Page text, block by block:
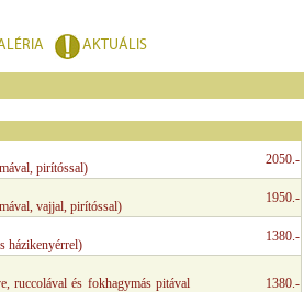
AKTUÁLIS
pirítóssal)
2050.-
vajjal, pirítóssal)
1950.-
házikenyérrel)
1380.-
ruccolával és fokhagymás pitával
1380.-